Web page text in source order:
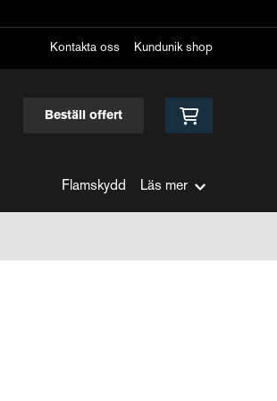
Kontakta oss Kundunik shop
Beställ offert
Flamskydd Läs mer